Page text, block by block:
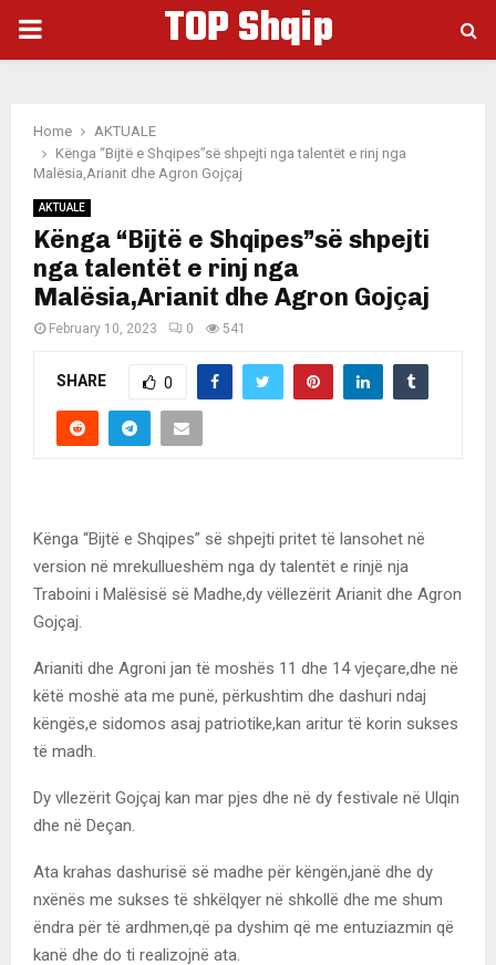
PRIMARY
TOP Shqip
Home
AKTUALE
Kënga “Bijtë e Shqipes”së shpejti nga talentët e rinj nga
Malësia,Arianit dhe Agron Gojçaj
AKTUALE
Kënga “Bijtë e Shqipes”së shpejti
nga talentët e rinj nga
Malësia,Arianit dhe Agron Gojçaj
February 10, 2023 0 541
SHARE 0
Kënga “Bijtë e Shqipes” së shpejti pritet të lansohet në
version në mrekullueshëm nga dy talentët e rinjë nja
Traboini i Malësisë së Madhe,dy vëllezërit Arianit dhe Agron
Gojçaj.
Arianiti dhe Agroni jan të moshës 11 dhe 14 vjeçare,dhe në
këtë moshë ata me punë, përkushtim dhe dashuri ndaj
këngës,e sidomos asaj patriotike,kan aritur të korin sukses
të madh.
Dy vllezërit Gojçaj kan mar pjes dhe në dy festivale në Ulqin
dhe në Deçan.
Ata krahas dashurisë së madhe për këngën,janë dhe dy
nxënës me sukses të shkëlqyer në shkollë dhe me shum
ëndra për të ardhmen,që pa dyshim që me entuziazmin që
kanë dhe do ti realizojnë ata.